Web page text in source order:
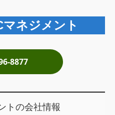
ネジメント
8877
トの会社情報